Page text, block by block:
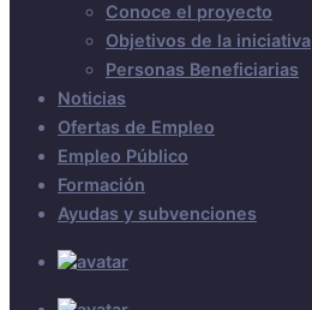
Conoce el proyecto
Objetivos de la iniciativa
Personas Beneficiarias
Noticias
Ofertas de Empleo
Empleo Público
Formación
Ayudas y subvenciones